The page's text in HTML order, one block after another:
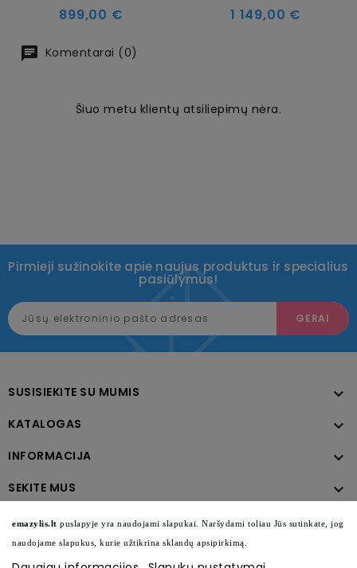
Kaina
899,00 € Kaina
1 149,00 €
Komentarai (0)
Šiuo metu klientų atsiliepimų nėra.
Pirmieji sužinokite apie naujus produktus ir specialius
pasiūlymus!
SUSISIEKITE SU MUMIS 
KATALOGAS 
INFORMACIJA 
SEKITE MUS 
emazylis.lt puslapyje yra naudojami slapukai. Naršydami toliau Jūs sutinkate, jog
naudojame slapukus, kurie užtikrina sklandų apsipirkimą.